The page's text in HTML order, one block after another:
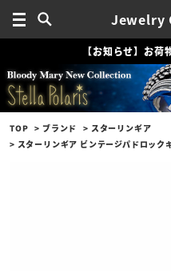
Jewelry
【お知らせ】お
TOP ブランド
スターリンギア
スターリンギア ビンテージパドロッ